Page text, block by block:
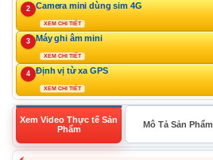
2 Camera mini dùng sim 4G
XEM CHI TIẾT
3 Máy ghi âm mini
XEM CHI TIẾT
4 Định vị từ xa GPS
XEM CHI TIẾT
Xem Video Thực tế Sản
Phẩm
Mô Tả Sản Phẩm